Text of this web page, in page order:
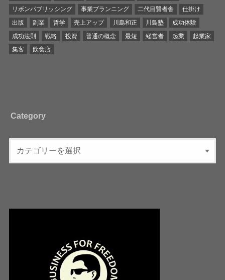
リボンパブリッシング
事業プランニング 二代目賢者舎
仕掛け
出版
副業 哲学 売上アップ 川島和正 川島塾
成功体験
成功法則
戦略 投資 普通の概念 最短 経営者 起業
起業家
集客
飲食店
Category